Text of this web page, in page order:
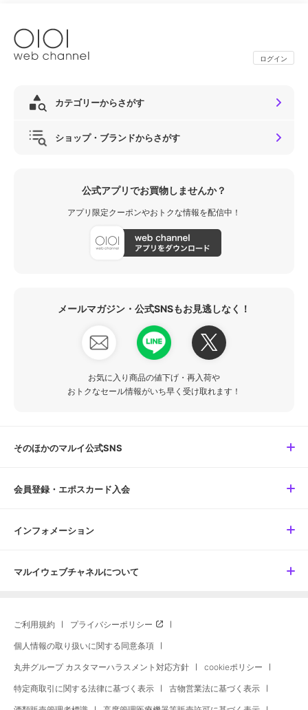
ログイン
カテゴリーからさがす
ショップ・ブランドからさがす
公式アプリでお買物しませんか？
アプリ限定クーポンやおトクな情報を配信中！
メールマガジン・公式SNSもお見逃しなく！
お気に入り商品の値下げ・再入荷や
おトクなセール情報がいち早く受け取れます！
そのほかのマルイ公式SNS
会員登録・エポスカード入会
インフォメーション
マルイウェブチャネルについて
ご利用規約 プライバシーポリシー
個人情報の取り扱いに関する同意条項
丸井グループ カスタマーハラスメント対応方針 cookieポリシー
特定商取引に関する法律に基づく表示 古物営業法に基づく表示